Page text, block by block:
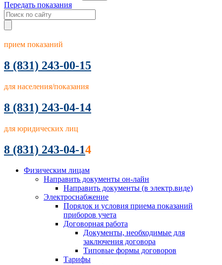
Передать показания
прием показаний
8 (831) 243-00-15
для населения/показания
8 (831) 243-04-14
для юридических лиц
8 (831) 243-04-14
Физическим лицам
Направить документы он-лайн
Направить документы (в электр.виде)
Электроснабжение
Порядок и условия приема показаний
приборов учета
Договорная работа
Документы, необходимые для
заключения договора
Типовые формы договоров
Тарифы